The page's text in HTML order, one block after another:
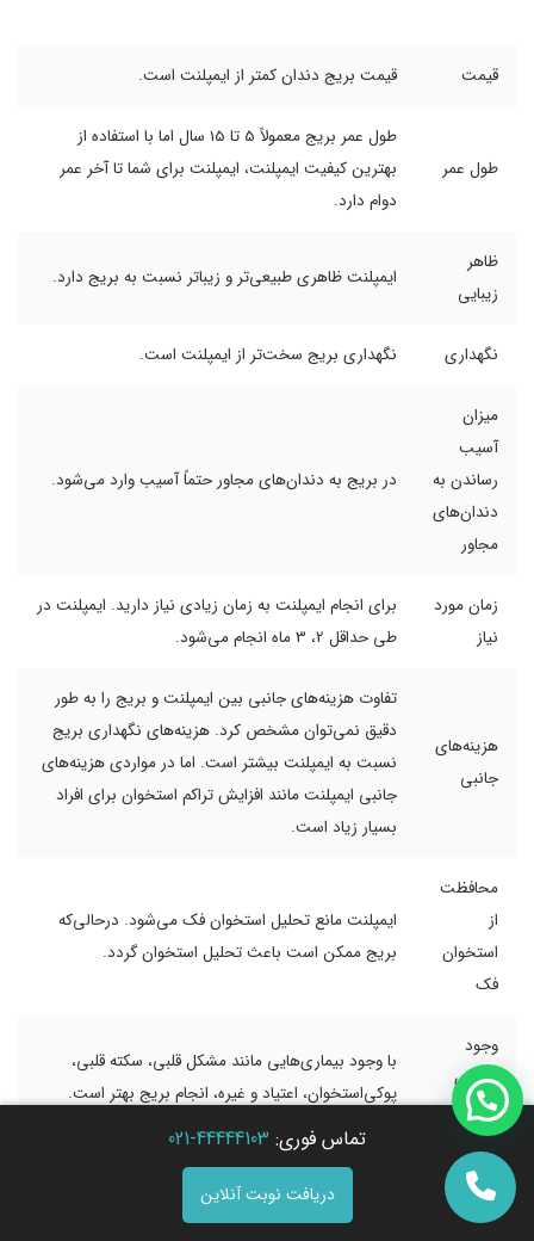
قیمت قیمت بریج دندان کمتر از ایمپلنت است.
طول عمر
طول عمر بریج معمولاً 5 تا 15 سال اما با استفاده از
بهترین کیفیت ایمپلنت، ایمپلنت برای شما تا آخر عمر
دوام دارد.
ظاهر
زیبایی
ایمپلنت ظاهری طبیعی‌تر و زیباتر نسبت به بریج دارد.
نگهداری نگهداری بریج سخت‌تر از ایمپلنت است.
میزان
آسیب
رساندن به
دندان‌های
مجاور
در بریج به دندان‌های مجاور حتماً آسیب وارد می‌شود.
زمان مورد
نیاز
برای انجام ایمپلنت به زمان زیادی نیاز دارید. ایمپلنت در
طی حداقل 2، 3 ماه انجام می‌شود.
هزینه‌های
جانبی
تفاوت هزینه‌های جانبی بین ایمپلنت و بریج را به طور
دقیق نمی‌توان مشخص کرد. هزینه‌های نگهداری بریج
نسبت به ایمپلنت بیشتر است. اما در مواردی هزینه‌های
جانبی ایمپلنت مانند افزایش تراکم استخوان برای افراد
بسیار زیاد است.
محافظت
از
استخوان
فک
ایمپلنت مانع تحلیل استخوان فک می‌شود. درحالی‌که
بریج ممکن است باعث تحلیل استخوان گردد.
وجود
بیماری
زمینه‌ای
با وجود بیماری‌هایی مانند مشکل قلبی، سکته قلبی،
پوکی‌استخوان، اعتیاد و غیره، انجام بریج بهتر است.
ایمپلنت دندان بسیار بهتر از بریج است؛ زیرا مزایای آن از نظر زیبایی
و طول عمر و همچنین کیفیت بیشتر از بریج دندان است.
تماس فوری: 44444103-021
دریافت نوبت آنلاین